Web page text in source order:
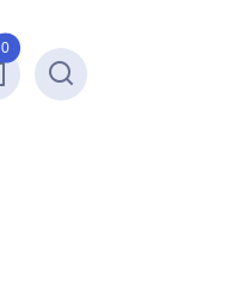
0
Recherche